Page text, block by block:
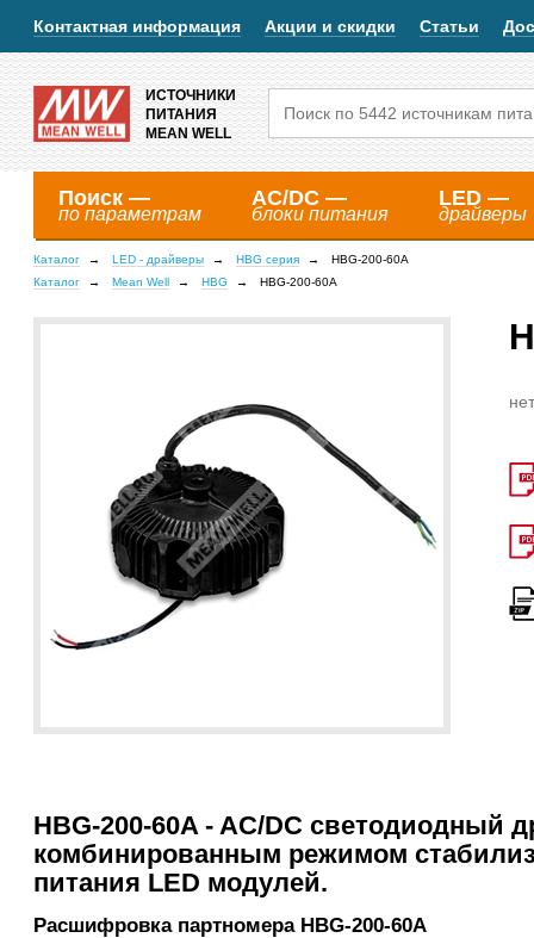
Контактная информация Акции и скидки Статьи
ИСТОЧНИКИ
ПИТАНИЯ
MEAN WELL
Поиск —
по параметрам
AC/DC —
блоки питания
LED —
драйверы
Каталог LED - драйверы HBG серия
HBG-200-60A
Каталог
Mean Well HBG HBG-200-60A
HBG-200-60A - AC/DC светодиодный
комбинированным режимом
питания LED модулей.
Расшифровка партномера HBG-200-60A